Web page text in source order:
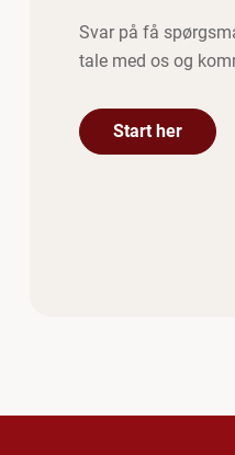
Svar på få
tale med os og
Start her